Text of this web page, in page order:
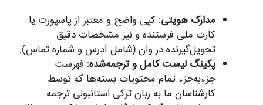
مدارک هویتی: کپی واضح و معتبر از پاسپورت یا
کارت ملی فرستنده و نیز مشخصات دقیق
تحویل‌گیرنده در وان (شامل آدرس و شماره تماس).
پکینگ لیست کامل و ترجمه‌شده: فهرست
جزء‌به‌جزء تمام محتویات بسته‌ها که توسط
کارشناسان ما به زبان ترکی استانبولی ترجمه